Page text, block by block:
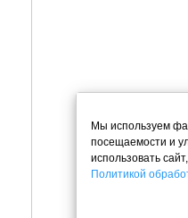
Мы используем
посещаемости и
использовать
Политикой